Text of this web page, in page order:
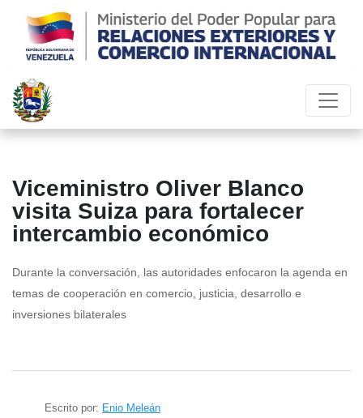
Viceministro Oliver Blanco
visita Suiza para fortalecer
intercambio económico
Durante la conversación, las autoridades enfocaron la agenda en
temas de cooperación en comercio, justicia, desarrollo e
inversiones bilaterales
Escrito por: Enio Meleán